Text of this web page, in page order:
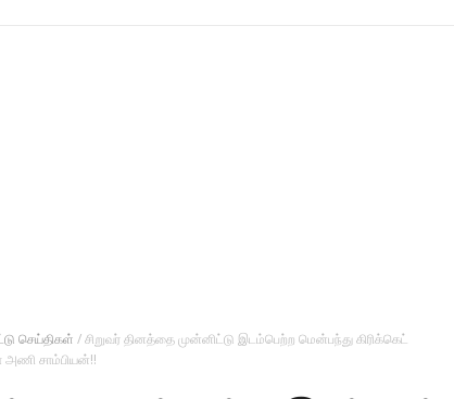
செய்திகள் /சிறுவர் தினத்தை முன்னிட்டு இடம்பெற்ற மென்பந்து கிரிக்கெட்
அணி சாம்பியன்!!